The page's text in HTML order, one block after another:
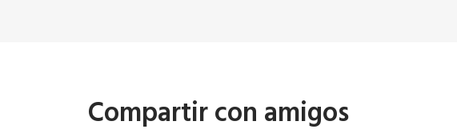
Compartir con amigos